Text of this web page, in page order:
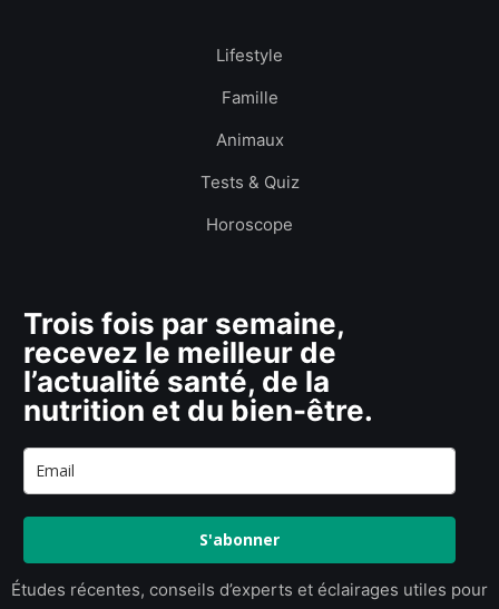
Lifestyle
Famille
Animaux
Tests & Quiz
Horoscope
Trois fois par semaine,
recevez le meilleur de
l’actualité santé, de la
nutrition et du bien-être.
S'abonner
Études récentes, conseils d’experts et éclairages utiles pour